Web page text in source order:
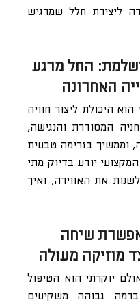
ליצירת חלל שמרגיש
החל מרגע
האחרונה
היכולת ליצור חוויה
המסודרת והנגישה,
וממשיך בזרימה טבעית
יודע בדיוק מתי
את האווירה, ואיך
שיחה
מוזיקה מעולה
יוקרתי הוא הטיפול
גבוהה משקיעים